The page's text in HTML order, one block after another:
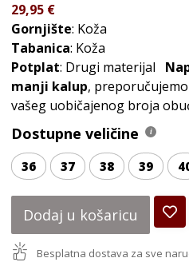
29,95 €
Gornjište: Koža
Tabanica: Koža
Potplat: Drugi materijal
manji kalup,
vašeg uobičajenog broja
Dostupne veličine
36 37 38 39
Dodaj u košaricu
Besplatna dostava za sve